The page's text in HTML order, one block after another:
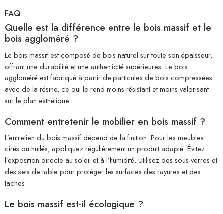
FAQ
Quelle est la différence entre le bois massif et le
bois aggloméré ?
Le bois massif est composé de bois naturel sur toute son épaisseur,
offrant une durabilité et une authenticité supérieures. Le bois
aggloméré est fabriqué à partir de particules de bois compressées
avec de la résine, ce qui le rend moins résistant et moins valorisant
sur le plan esthétique.
Comment entretenir le mobilier en bois massif ?
L’entretien du bois massif dépend de la finition. Pour les meubles
cirés ou huilés, appliquez régulièrement un produit adapté. Évitez
l’exposition directe au soleil et à l’humidité. Utilisez des sous-verres et
des sets de table pour protéger les surfaces des rayures et des
taches.
Le bois massif est-il écologique ?